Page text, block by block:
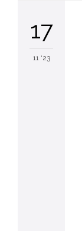
17
11 '23